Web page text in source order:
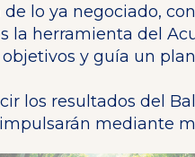
lo ya negociado,
la herramienta del
y guía un
los resultados del
mediante